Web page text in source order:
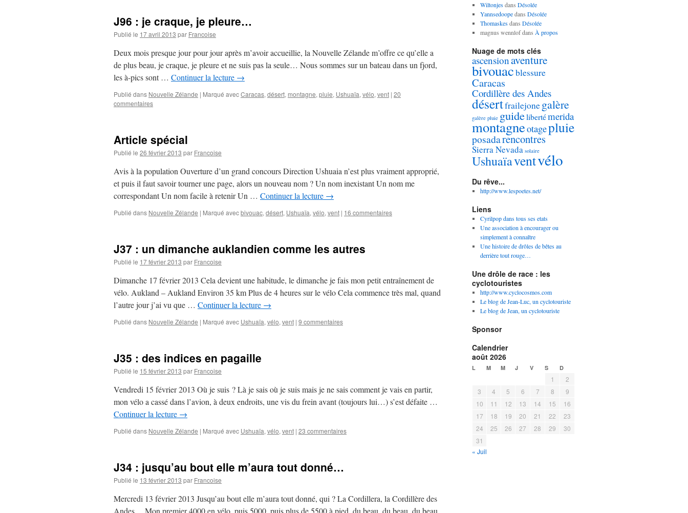
J96 : je craque, je pleure…
Publié le 17 avril 2013 par Francoise
Deux mois presque jour pour jour après m’avoir accueillie, la Nouvelle Zélande m’offre ce qu’elle a
de plus beau, je craque, je pleure et ne suis pas la seule… Nous sommes sur un bateau dans un fjord,
les à-pics sont … Continuer la lecture →
Publié dans Nouvelle Zélande | Marqué avecCaracas, désert, montagne, pluie, Ushuaïa, vélo, vent | 20
commentaires
Article spécial
Publié le 26 février 2013 par Francoise
Avis à la population Ouverture d’un grand concours Direction Ushuaia n’est plus vraiment approprié,
et puis il faut savoir tourner une page, alors un nouveau nom ? Un nom inexistant Un nom me
correspondant Un nom facile à retenir Un … Continuer la lecture →
Publié dans Nouvelle Zélande | Marqué avecbivouac, désert, Ushuaïa, vélo, vent | 16 commentaires
J37 : un dimanche auklandien comme les autres
Publié le 17 février 2013 par Francoise
Dimanche 17 février 2013 Cela devient une habitude, le dimanche je fais mon petit entraînement de
vélo. Aukland – Aukland Environ 35 km Plus de 4 heures sur le vélo Cela commence très mal, quand
l’autre jour j’ai vu que … Continuer la lecture →
Publié dans Nouvelle Zélande | Marqué avec Ushuaïa, vélo, vent | 9 commentaires
J35 : des indices en pagaille
Publié le 15 février 2013 par Francoise
Vendredi 15 février 2013 Où je suis ? Là je sais où je suis mais je ne sais comment je vais en partir,
mon vélo a cassé dans l’avion, à deux endroits, une vis du frein avant (toujours lui…) s’est défaite …
Continuer la lecture →
Publié dans Nouvelle Zélande | Marqué avec Ushuaïa, vélo, vent | 23 commentaires
J34 : jusqu’au bout elle m’aura tout donné…
Publié le 13 février 2013 par Francoise
Mercredi 13 février 2013 Jusqu’au bout elle m’aura tout donné, qui ? La Cordillera, la Cordillère des
Andes… Mon premier 4000 en vélo, puis 5000, puis plus de 5500 à pied, du beau, du beau, du beau,
Wiltonjesdans Désolée
Yannsedoopedans Désolée
Thomaskesdans Désolée
magnus wennlofdans À propos
Nuage de mots clés
ascensionaventure
bivouacblessure
Caracas
Cordillère des Andes
désertfrailejonegalère
galère pluie guidelibertémerida
montagneotagepluie
posadarencontres
Sierra Nevada solaire
Ushuaïaventvélo
Du rêve...
http://www.lespoetes.net/
Liens
Cyrilpop dans tous ses etats
Une association à encourager ou
simplement à connaître
Une histoire de drôles de bêtes au
derrière tout rouge…
Une drôle de race : les
cyclotouristes
http://www.cyclocosmos.com
Le blog de Jean-Luc, un cyclotouriste
Le blog de Jean, un cyclotouriste
Sponsor
Calendrier
août 2026
L M M J V S D
1
2
3
4 5 6 7 8
9
10
11 12 13 14 15
16
17
18 19 20 21 22
23
24
25 26 27 28 29
30
31
« Juil